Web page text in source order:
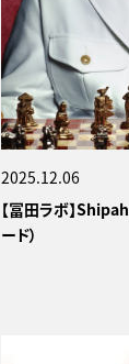
2025.12.06
【冨田ラボ】
ード）